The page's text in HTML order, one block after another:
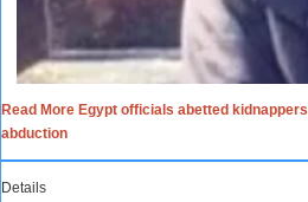
Read More Egypt officials abetted
abduction
Details